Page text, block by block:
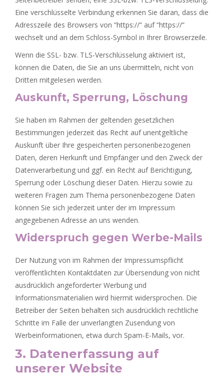
Eine verschlüsselte Verbindung erkennen Sie daran, dass die
Adresszeile des Browsers von “https://” auf “https://”
wechselt und an dem Schloss-Symbol in Ihrer Browserzeile.
Wenn die SSL- bzw. TLS-Verschlüsselung aktiviert ist,
können die Daten, die Sie an uns übermitteln, nicht von
Dritten mitgelesen werden.
Auskunft, Sperrung, Löschung
Sie haben im Rahmen der geltenden gesetzlichen
Bestimmungen jederzeit das Recht auf unentgeltliche
Auskunft über Ihre gespeicherten personenbezogenen
Daten, deren Herkunft und Empfänger und den Zweck der
Datenverarbeitung und ggf. ein Recht auf Berichtigung,
Sperrung oder Löschung dieser Daten. Hierzu sowie zu
weiteren Fragen zum Thema personenbezogene Daten
können Sie sich jederzeit unter der im Impressum
angegebenen Adresse an uns wenden.
Widerspruch gegen Werbe-Mails
Der Nutzung von im Rahmen der Impressumspflicht
veröffentlichten Kontaktdaten zur Übersendung von nicht
ausdrücklich angeforderter Werbung und
Informationsmaterialien wird hiermit widersprochen. Die
Betreiber der Seiten behalten sich ausdrücklich rechtliche
Schritte im Falle der unverlangten Zusendung von
Werbeinformationen, etwa durch Spam-E-Mails, vor.
3. Datenerfassung auf
unserer Website